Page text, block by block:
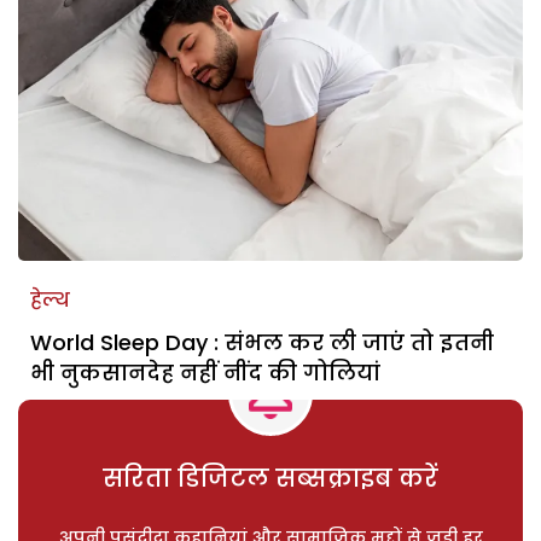
हेल्थ
World Sleep Day : संभल कर ली जाएं तो इतनी
भी नुकसानदेह नहीं नींद की गोलियां
सरिता डिजिटल सब्सक्राइब करें